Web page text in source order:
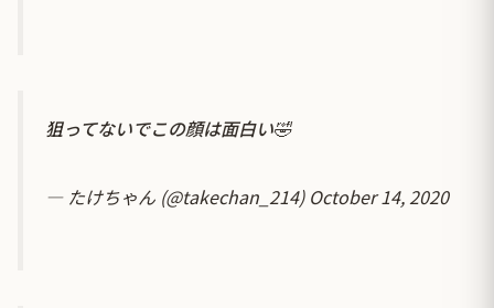
狙ってないでこの顔は面白い🤣
— たけちゃん (@takechan_214) October 14, 2020